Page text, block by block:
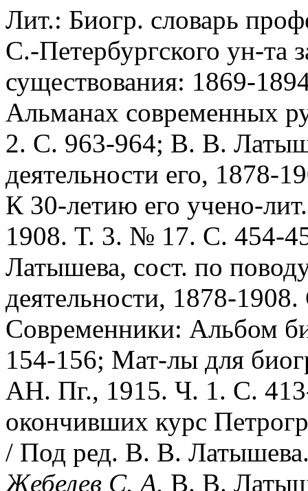
Лит.: Биогр. словарь
С.-Петербургского ун-та
существования: 1869-
Альманах современных
2. С. 963-964; В. В.
деятельности его,
К 30-летию его учено-
1908. Т. 3. № 17. С. 454-
Латышева, сост. по
деятельности, 1878-
Современники: Альбом
154-156; Мат-лы для
АН. Пг., 1915. Ч. 1. С.
окончивших курс
/ Под ред. В. В.
Жебелев С. А. В. В.